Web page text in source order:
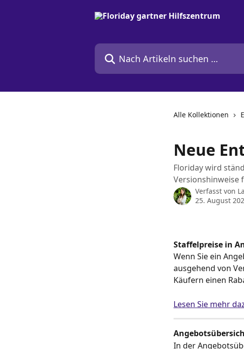
Nach Artikeln suchen …
Alle Kollektionen
Neue
Floriday wird
Versionshinweise
Verfasst von
25. August
Staffelpreise in
Wenn Sie ein
ausgehend von
Käufern einen
Lesen Sie mehr
In der